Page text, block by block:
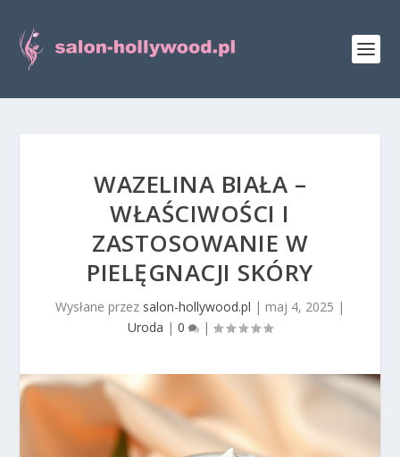
WAZELINA BIAŁA –
WŁAŚCIWOŚCI I
ZASTOSOWANIE W
PIELĘGNACJI SKÓRY
Wysłane przez salon-hollywood.pl | maj 4, 2025 |
Uroda | 0 |